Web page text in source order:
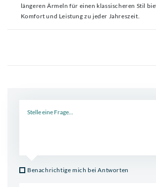
längeren Ärmeln für einen klassischeren Stil
Komfort und Leistung zu jeder Jahreszeit.
Benachrichtige mich bei Antworten